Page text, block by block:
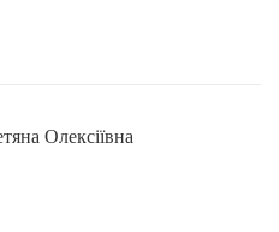
Олексіївна